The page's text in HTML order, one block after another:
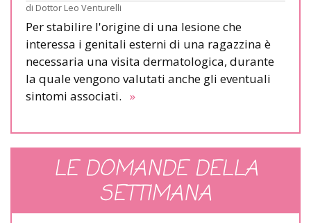
di Dottor Leo Venturelli
Per stabilire l'origine di una lesione che
interessa i genitali esterni di una ragazzina è
necessaria una visita dermatologica, durante
la quale vengono valutati anche gli eventuali
sintomi associati. »
LE DOMANDE DELLA
SETTIMANA